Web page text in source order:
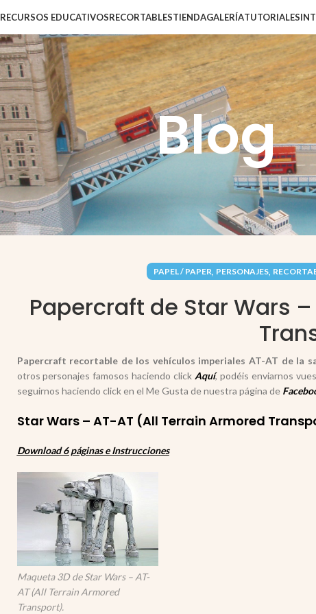
RECURSOS EDUCATIVOSRECORTABLESTIENDAGALERÍATUTORIALES
Blog
PAPEL / PAPER, PERSONAJES,
Papercraft de Star Wars
Papercraft recortable de los vehículos imperiales AT-AT de la
otros personajes famosos haciendo click Aquí, podéis enviarnos
seguirnos haciendo click en el Me Gusta de nuestra página de
Star Wars – AT-AT (All Terrain Armored
Download 6 páginas e Instrucciones
Maqueta 3D de Star Wars – AT-
AT (All Terrain Armored
Transport).